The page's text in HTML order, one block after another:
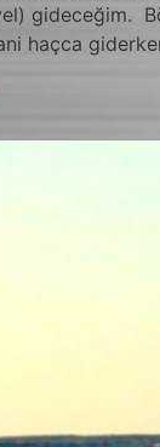
gideceğim.
haçca